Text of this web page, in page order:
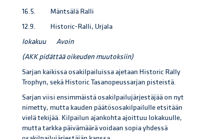
16.5. Mäntsälä Ralli
12.9. Historic-Ralli, Urjala
lokakuu Avoin
(AKK pidättää oikeuden muutoksiin)
Sarjan kaikissa osakilpailuissa ajetaan Historic Rally
Trophyn, sekä Historic Tasanopeussarjan pisteistä.
Sarjan viisi ensimmäistä osakilpailujärjestäjää on nyt
nimetty, mutta kauden päätösosakilpailulle etsitään
vielä tekijää. Kilpailun ajankohta ajoittuu lokakuulle,
mutta tarkka päivämäärä voidaan sopia yhdessä